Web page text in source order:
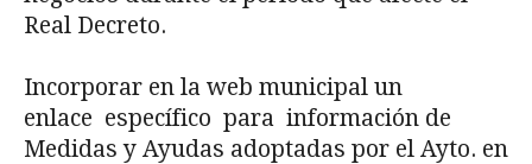
Real Decreto.
Incorporar en la web municipal un
enlace específico para información de
Medidas y Ayudas adoptadas por el Ayto. en